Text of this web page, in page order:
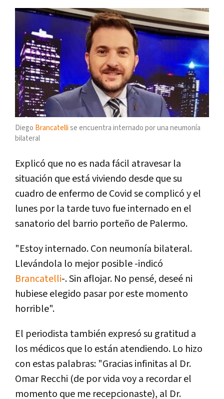
Diego Brancatelli se encuentra internado por una neumonía
bilateral
Explicó que no es nada fácil atravesar la
situación que está viviendo desde que su
cuadro de enfermo de Covid se complicó y el
lunes por la tarde tuvo fue internado en el
sanatorio del barrio porteño de Palermo.
"Estoy internado. Con neumonía bilateral.
Llevándola lo mejor posible -indicó
Brancatelli-. Sin aflojar. No pensé, deseé ni
hubiese elegido pasar por este momento
horrible".
El periodista también expresó su gratitud a
los médicos que lo están atendiendo. Lo hizo
con estas palabras: "Gracias infinitas al Dr.
Omar Recchi (de por vida voy a recordar el
momento que me recepcionaste), al Dr.